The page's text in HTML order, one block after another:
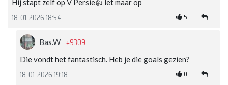
Hij stapt zelf op V Persie👍 let maar op
18-01-2026 18:54 5
Bas.W +9309
Die vondt het fantastisch. Heb je die goals gezien?
18-01-2026 19:18 0